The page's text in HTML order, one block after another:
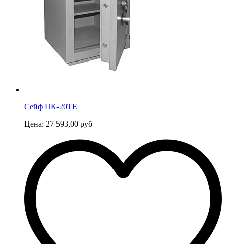
Сейф ПК-20ТЕ
Цена: 27 593,00 руб